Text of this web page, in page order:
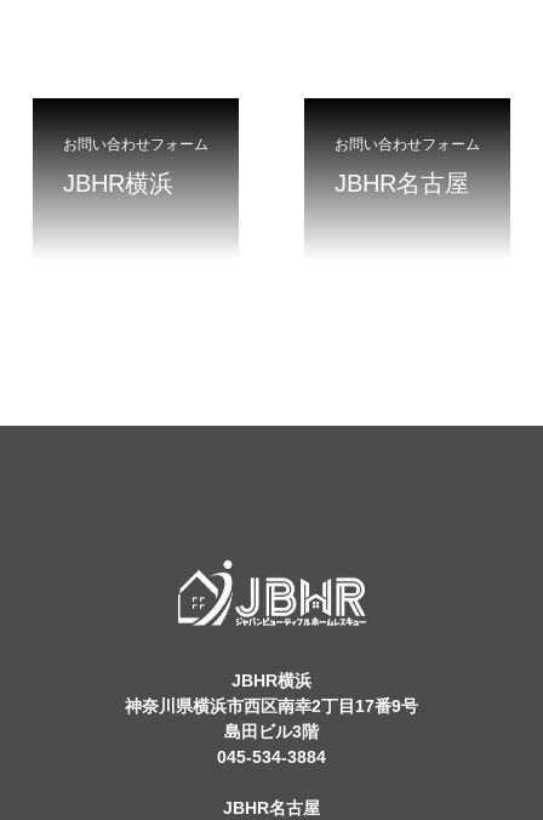
お問い合わせフォーム
JBHR横浜
お問い合わせフォーム
JBHR名古屋
JBHR横浜
神奈川県横浜市西区南幸2丁目17番9号
島田ビル3階
045-534-3884
JBHR名古屋